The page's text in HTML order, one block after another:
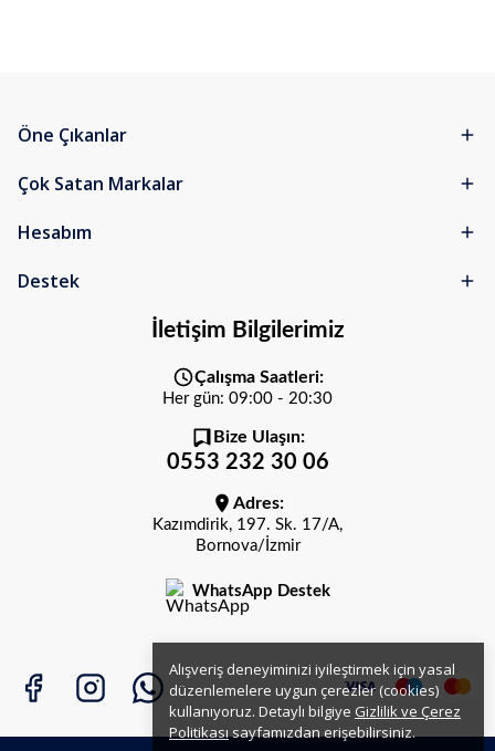
Alışveriş deneyiminizi iyileştirmek için yasal
düzenlemelere uygun çerezler (cookies)
kullanıyoruz. Detaylı bilgiye Gizlilik ve Çerez
Politikasısayfamızdan erişebilirsiniz.
Öne Çıkanlar
Çok Satan Markalar
Hesabım
Destek
İletişim Bilgilerimiz
Çalışma Saatleri:
Her gün: 09:00 - 20:30
Bize Ulaşın:
0553 232 30 06
Adres:
Kazımdirik, 197. Sk. 17/A,
Bornova/İzmir
WhatsApp Destek